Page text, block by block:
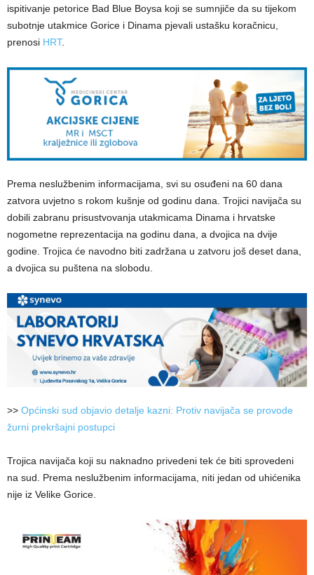
ispitivanje petorice Bad Blue Boysa koji se sumnjiče da su tijekom
subotnje utakmice Gorice i Dinama pjevali ustašku koračnicu,
prenosi HRT.
Prema neslužbenim informacijama, svi su osuđeni na 60 dana
zatvora uvjetno s rokom kušnje od godinu dana. Trojici navijača su
dobili zabranu prisustvovanja utakmicama Dinama i hrvatske
nogometne reprezentacija na godinu dana, a dvojica na dvije
godine. Trojica će navodno biti zadržana u zatvoru još deset dana,
a dvojica su puštena na slobodu.
>> Općinski sud objavio detalje kazni: Protiv navijača se provode
žurni prekršajni postupci
Trojica navijača koji su naknadno privedeni tek će biti sprovedeni
na sud. Prema neslužbenim informacijama, niti jedan od uhićenika
nije iz Velike Gorice.